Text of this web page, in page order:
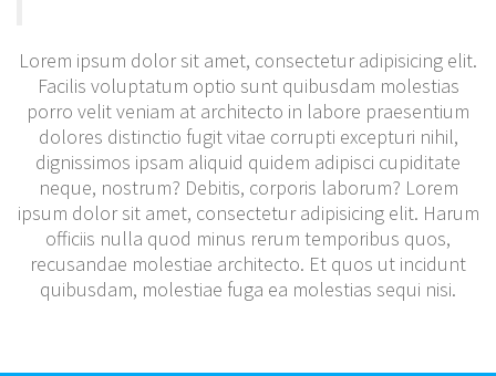
Lorem ipsum dolor sit amet, consectetur adipisicing elit.
Facilis voluptatum optio sunt quibusdam molestias
porro velit veniam at architecto in labore praesentium
dolores distinctio fugit vitae corrupti excepturi nihil,
dignissimos ipsam aliquid quidem adipisci cupiditate
neque, nostrum? Debitis, corporis laborum? Lorem
ipsum dolor sit amet, consectetur adipisicing elit. Harum
officiis nulla quod minus rerum temporibus quos,
recusandae molestiae architecto. Et quos ut incidunt
quibusdam, molestiae fuga ea molestias sequi nisi.